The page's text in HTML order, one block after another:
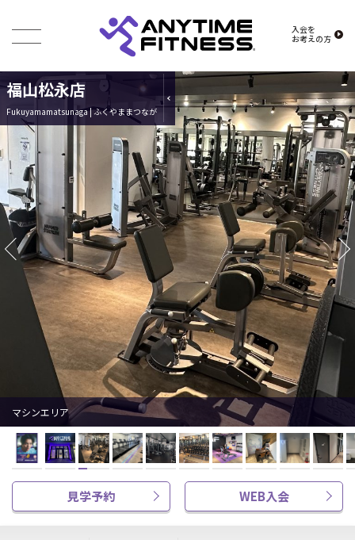
入会を
お考えの方
福山松永店
Fukuyamamatsunaga | ふくやままつなが
マシンエリア
見学予約 WEB入会